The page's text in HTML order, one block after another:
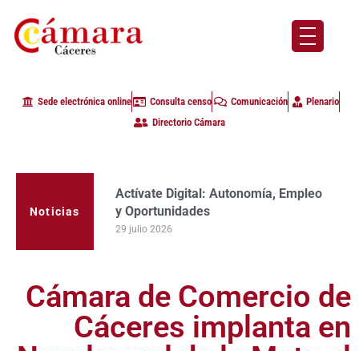
Sede electrónica online Consulta censo Comunicación
Plenario
Directorio Cámara
Noticias
Actívate Digital: Autonomía, Empleo
y Oportunidades
29 julio 2026
La Cámara de Comercio de Cáceres
clausura con alta participación de
empresas en la primera edición del
23 julio 2026
Cámara de Comercio de
Cáceres implanta en